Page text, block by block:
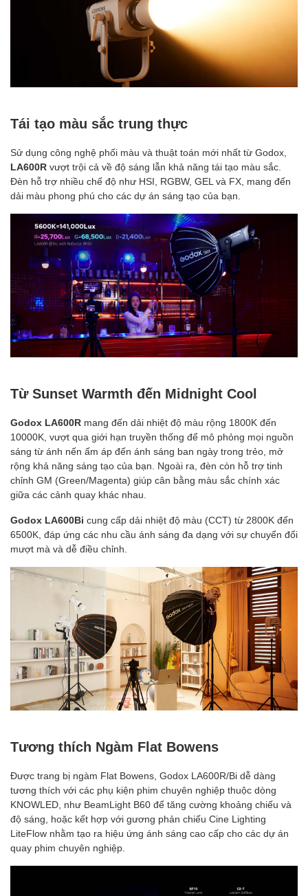
Tái tạo màu sắc trung thực
Sử dụng công nghệ phối màu và thuật toán mới nhất từ Godox,
LA600R vượt trội cả về độ sáng lẫn khả năng tái tạo màu sắc.
Đèn hỗ trợ nhiều chế độ như HSI, RGBW, GEL và FX, mang đến
dải màu phong phú cho các dự án sáng tạo của bạn.
Từ Sunset Warmth đến Midnight Cool
Godox LA600R mang đến dải nhiệt độ màu rộng 1800K đến
10000K, vượt qua giới hạn truyền thống để mô phỏng mọi nguồn
sáng từ ánh nến ấm áp đến ánh sáng ban ngày trong trẻo, mở
rộng khả năng sáng tạo của bạn. Ngoài ra, đèn còn hỗ trợ tinh
chỉnh GM (Green/Magenta) giúp cân bằng màu sắc chính xác
giữa các cảnh quay khác nhau.
Godox LA600Bi cung cấp dải nhiệt độ màu (CCT) từ 2800K đến
6500K, đáp ứng các nhu cầu ánh sáng đa dạng với sự chuyển đổi
mượt mà và dễ điều chỉnh.
Tương thích Ngàm Flat Bowens
Được trang bị ngàm Flat Bowens, Godox LA600R/Bi dễ dàng
tương thích với các phụ kiện phim chuyên nghiệp thuộc dòng
KNOWLED, như BeamLight B60 để tăng cường khoảng chiếu và
độ sáng, hoặc kết hợp với gương phản chiếu Cine Lighting
LiteFlow nhằm tạo ra hiệu ứng ánh sáng cao cấp cho các dự án
quay phim chuyên nghiệp.